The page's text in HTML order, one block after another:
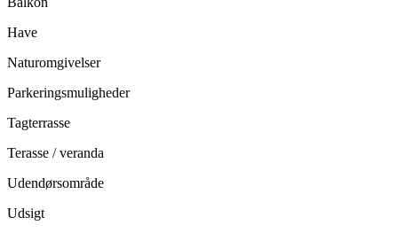
Have
Naturomgivelser
Parkeringsmuligheder
Tagterrasse
Terasse / veranda
Udendørsområde
Udsigt